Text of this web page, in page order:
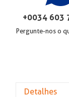
+0034 603
Pergunte-nos o
Detalhes